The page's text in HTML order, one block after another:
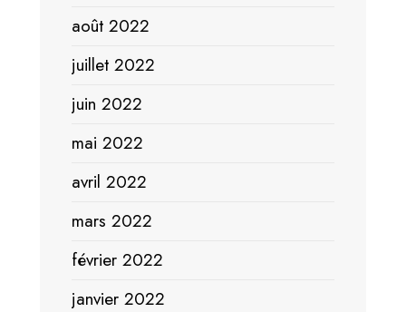
août 2022
juillet 2022
juin 2022
mai 2022
avril 2022
mars 2022
février 2022
janvier 2022